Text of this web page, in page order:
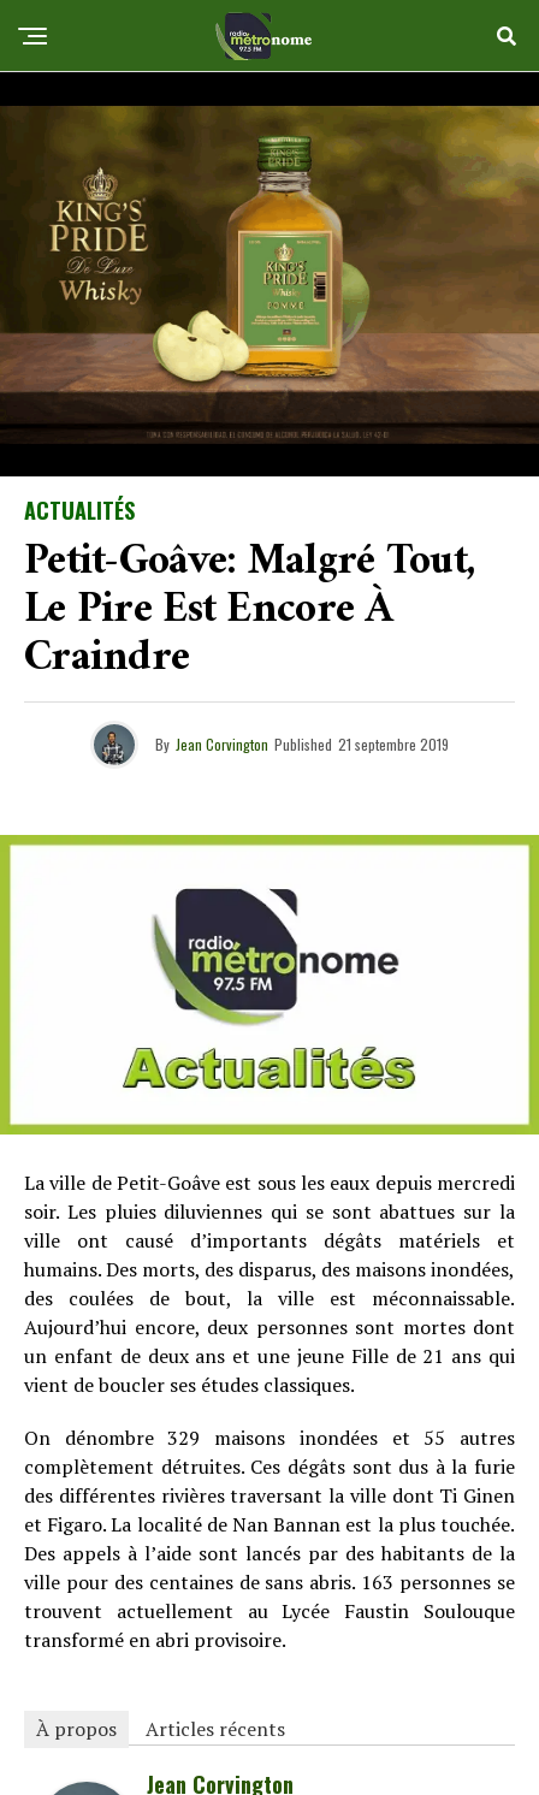
ACTUALITÉS
Petit-Goâve: Malgré Tout,
Le Pire Est Encore À
Craindre
By Jean Corvington Published 21 septembre 2019
La ville de Petit-Goâve est sous les eaux depuis mercredi
soir. Les pluies diluviennes qui se sont abattues sur la
ville ont causé d’importants dégâts matériels et
humains. Des morts, des disparus, des maisons inondées,
des coulées de bout, la ville est méconnaissable.
Aujourd’hui encore, deux personnes sont mortes dont
un enfant de deux ans et une jeune Fille de 21 ans qui
vient de boucler ses études classiques.
On dénombre 329 maisons inondées et 55 autres
complètement détruites. Ces dégâts sont dus à la furie
des différentes rivières traversant la ville dont Ti Ginen
et Figaro. La localité de Nan Bannan est la plus touchée.
Des appels à l’aide sont lancés par des habitants de la
ville pour des centaines de sans abris. 163 personnes se
trouvent actuellement au Lycée Faustin Soulouque
transformé en abri provisoire.
À propos Articles récents
Jean Corvington